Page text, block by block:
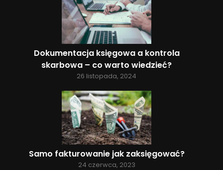
Dokumentacja księgowa a kontrola
skarbowa – co warto wiedzieć?
26 listopada, 2024
Samo fakturowanie jak zaksięgować?
24 czerwca, 2023